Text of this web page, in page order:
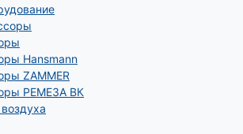
Hansmann
ZAMMER
РЕМЕЗА ВК